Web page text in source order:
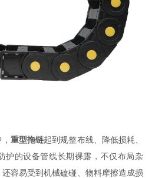
重型拖链起到规整布线、降低损耗、
护的设备管线长期裸露，不仅布局杂
容易受到机械磕碰、物料摩擦造成损